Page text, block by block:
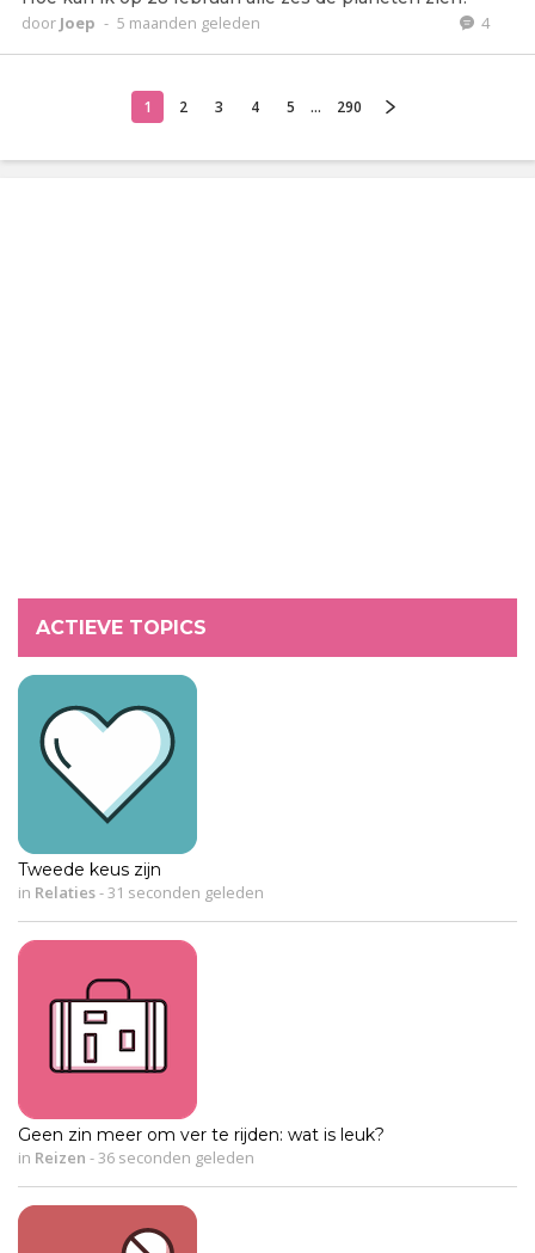
door Joep - 5 maanden geleden 4
1 2 3 4 5 ... 290
ACTIEVE TOPICS
Tweede keus zijn
in Relaties- 31 seconden geleden
Geen zin meer om ver te rijden: wat is leuk?
in Reizen - 36 seconden geleden